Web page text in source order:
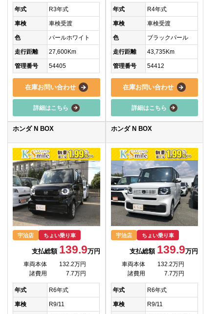
年式 R3年式
車検 車検受渡
色 パールホワイト
走行距離 27,600Km
管理番号 54405
在庫お問い合わせ
詳細はこちら
年式 R4年式
車検 車検受渡
色 ブラックパール
走行距離 43,735Km
管理番号 54412
在庫お問い合わせ
詳細はこちら
ホンダ N BOX
宇治店 ちょい乗り車
支払総額 139.9万円
車両本体
132.2万円
諸費用
7.7万円
年式 R6年式
車検 R9/11
ホンダ N BOX
宇治店 ちょい乗り車
支払総額 139.9万円
車両本体
132.2万円
諸費用
7.7万円
年式 R6年式
車検 R9/11